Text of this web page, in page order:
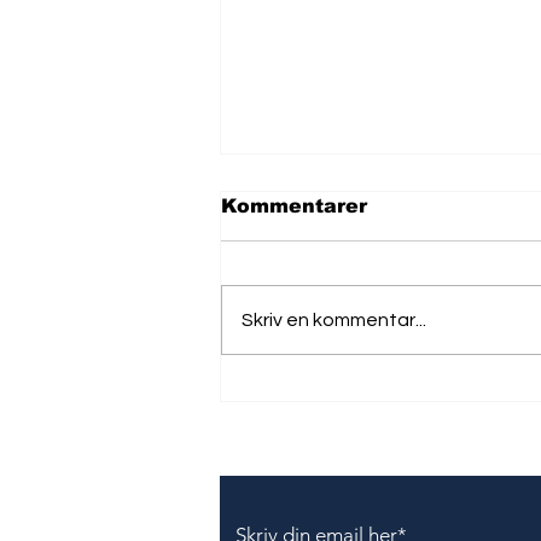
Kommentarer
Skriv en kommentar...